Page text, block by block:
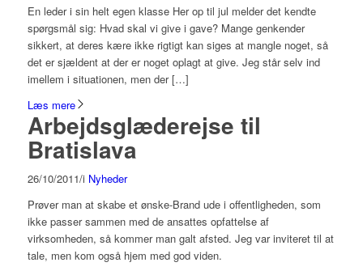
En leder i sin helt egen klasse Her op til jul melder det kendte
spørgsmål sig: Hvad skal vi give i gave? Mange genkender
sikkert, at deres kære ikke rigtigt kan siges at mangle noget, så
det er sjældent at der er noget oplagt at give. Jeg står selv ind
imellem i situationen, men der […]
Læs mere
Arbejdsglæderejse til
Bratislava
26/10/2011/i Nyheder
Prøver man at skabe et ønske-Brand ude i offentligheden, som
ikke passer sammen med de ansattes opfattelse af
virksomheden, så kommer man galt afsted. Jeg var inviteret til at
tale, men kom også hjem med god viden.